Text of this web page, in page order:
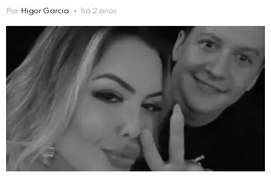
Por Higor Garcia há 2 anos